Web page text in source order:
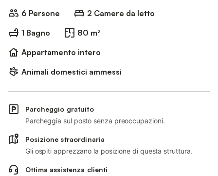
6 Persone
2 Camere da letto
1 Bagno
80 m²
Appartamento intero
Animali domestici ammessi
Parcheggio gratuito
Parcheggia sul posto senza preoccupazioni.
Posizione straordinaria
Gli ospiti apprezzano la posizione di questa struttura.
Ottima assistenza clienti